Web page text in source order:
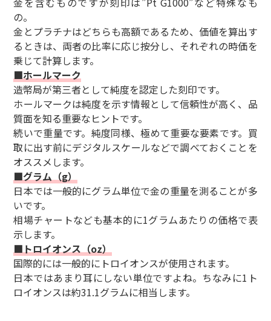
の。
金とプラチナはどちらも高額であるため、価値を算出す
るときは、両者の比率に応じ按分し、それぞれの時価を
乗じて計算します。
■ホールマーク
造幣局が第三者として純度を認定した刻印です。
ホールマークは純度を示す情報として信頼性が高く、品
質面を知る重要なヒントです。
続いで重量です。純度同様、極めて重要な要素です。買
取に出す前にデジタルスケールなどで調べておくことを
オススメします。
■グラム（g）
日本では一般的にグラム単位で金の重量を測ることが多
いです。
相場チャートなども基本的に1グラムあたりの価格で表
示します。
■トロイオンス（oz）
国際的には一般的にトロイオンスが使用されます。
日本ではあまり耳にしない単位ですよね。ちなみに1ト
ロイオンスは約31.1グラムに相当します。